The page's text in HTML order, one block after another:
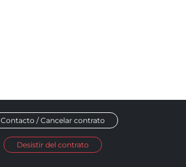
Contacto / Cancelar contrato
Desistir del contrato